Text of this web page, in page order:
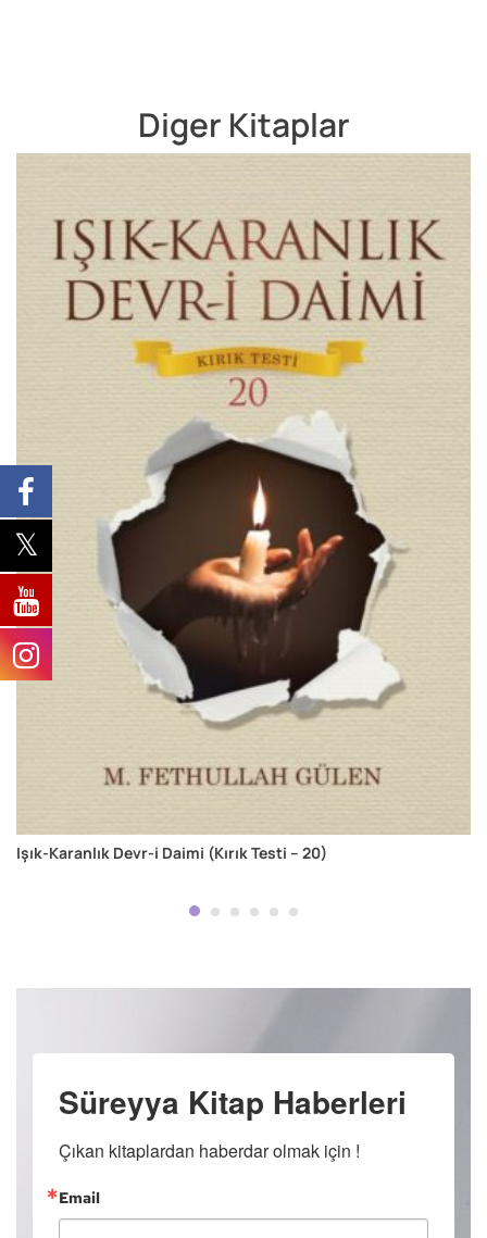
Diger Kitaplar
Işık-Karanlık Devr-i Daimi (Kırık Testi – 20)
Süreyya Kitap Haberleri
Çıkan kitaplardan haberdar olmak için !
Email